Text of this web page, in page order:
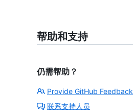
帮助和支持
仍需帮助？
Provide GitHub Feedback
联系支持人员